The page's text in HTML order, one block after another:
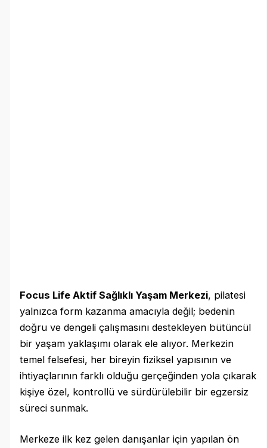
Focus Life Aktif Sağlıklı Yaşam Merkezi, pilatesi
yalnızca form kazanma amacıyla değil; bedenin
doğru ve dengeli çalışmasını destekleyen bütüncül
bir yaşam yaklaşımı olarak ele alıyor. Merkezin
temel felsefesi, her bireyin fiziksel yapısının ve
ihtiyaçlarının farklı olduğu gerçeğinden yola çıkarak
kişiye özel, kontrollü ve sürdürülebilir bir egzersiz
süreci sunmak.
Merkeze ilk kez gelen danışanlar için yapılan ön